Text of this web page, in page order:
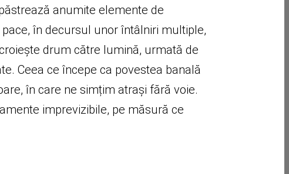
anumite elemente de
în decursul unor întâlniri multiple,
drum către lumină, urmată de
Ceea ce începe ca povestea banală
în care ne simțim atrași fără voie.
imprevizibile, pe măsură ce